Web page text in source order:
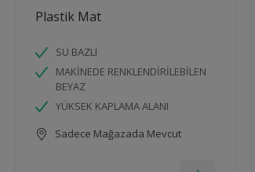
Plastik Mat
SU BAZLI
MAKİNEDE RENKLENDİRİLEBİLEN
BEYAZ
YÜKSEK KAPLAMA ALANI
Sadece Mağazada Mevcut